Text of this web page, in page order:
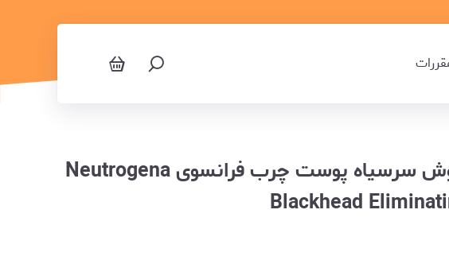
تونر نوتروژینا ضد جوش سرسیاه پوست چرب فرانسوی Neutrogena
Blackhead